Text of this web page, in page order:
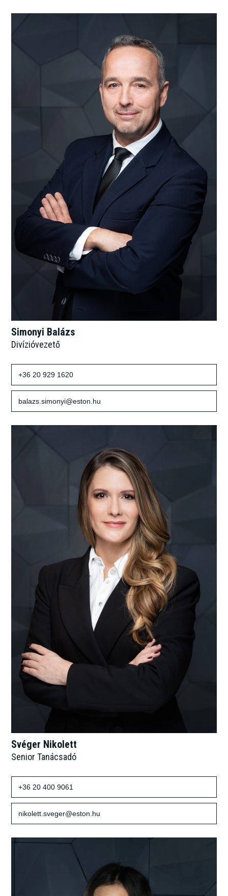
Simonyi Balázs
Divízióvezető
+36 20 929 1620
balazs.simonyi@eston.hu
Svéger Nikolett
Senior Tanácsadó
+36 20 400 9061
nikolett.sveger@eston.hu